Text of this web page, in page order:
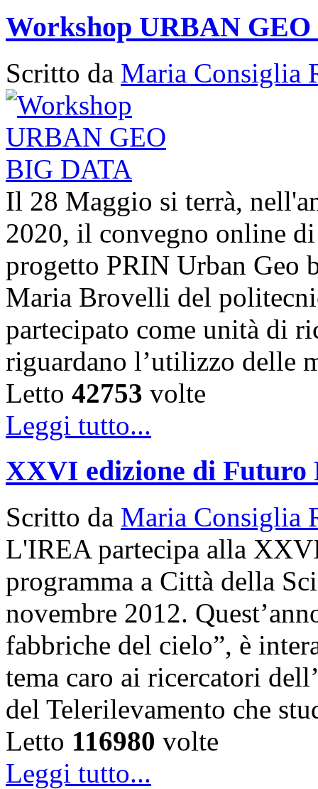
Workshop URBAN
Scritto da Maria Consiglia
Il 28 Maggio si terrà,
2020, il convegno online
progetto PRIN Urban Geo
Maria Brovelli del
partecipato come unità di
riguardano l’utilizzo delle
Letto 42753 volte
Leggi tutto...
XXVI edizione di Futuro
Scritto da Maria Consiglia
L'IREA partecipa alla
programma a Città della
novembre 2012.
fabbriche del cielo”, è
tema caro ai ricercatori
del Telerilevamento che
Letto 116980 volte
Leggi tutto...